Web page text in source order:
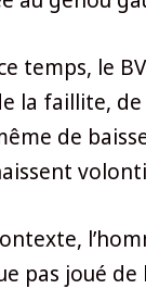
temps, le
la faillite,
de
pas joué